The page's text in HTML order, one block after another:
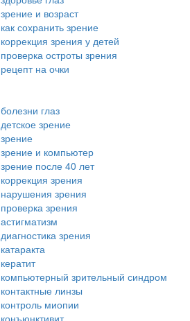
зрение и возраст
как сохранить зрение
коррекция зрения у детей
проверка остроты зрения
рецепт на очки
болезни глаз
детское зрение
зрение
зрение и компьютер
зрение после 40 лет
коррекция зрения
нарушения зрения
проверка зрения
астигматизм
диагностика зрения
катаракта
кератит
компьютерный зрительный синдром
контактные линзы
контроль миопии